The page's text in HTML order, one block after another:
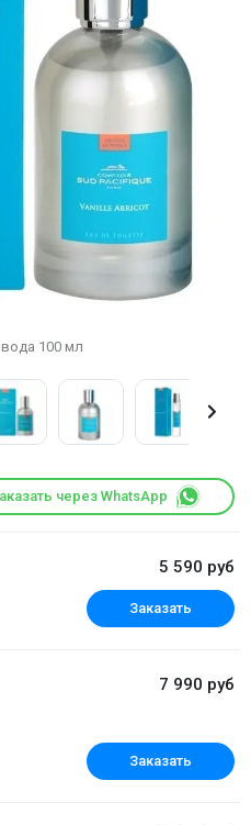
100 мл
через WhatsApp
5 590 руб
Заказать
7 990 руб
Заказать